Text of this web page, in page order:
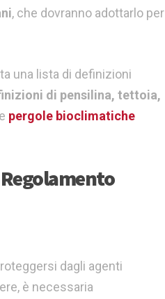
, che dovranno adottarlo per
una lista di definizioni
di pensilina, tettoia,
pergole bioclimatiche
dagli agenti
è necessaria